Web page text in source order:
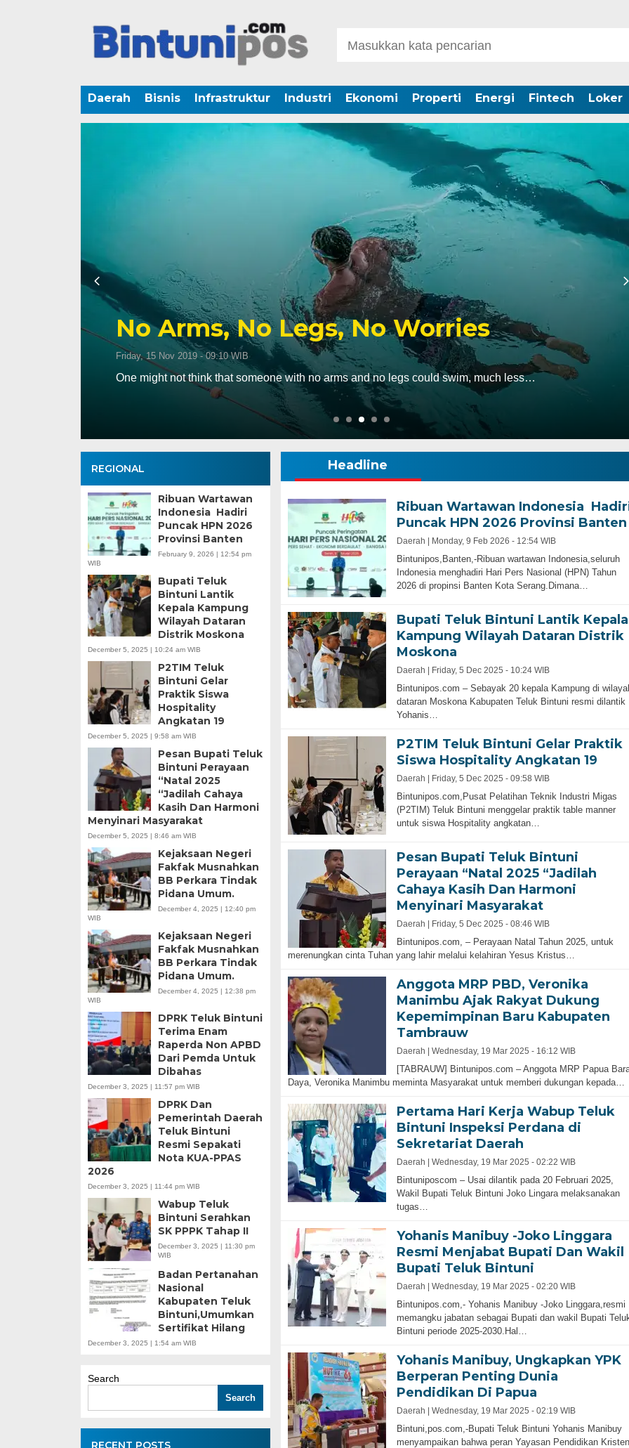
Daerah Bisnis Infrastruktur Industri Ekonomi Properti Energi Fintech Loker
No Arms, No Legs, No Worries
Friday, 15 Nov 2019 - 09:10 WIB
One might not think that someone with no arms and no legs could swim, much less…
REGIONAL
Ribuan Wartawan
Indonesia Hadiri
Puncak HPN 2026
Provinsi Banten
February 9, 2026 | 12:54 pm
WIB
Bupati Teluk
Bintuni Lantik
Kepala Kampung
Wilayah Dataran
Distrik Moskona
December 5, 2025 | 10:24 am WIB
P2TIM Teluk
Bintuni Gelar
Praktik Siswa
Hospitality
Angkatan 19
December 5, 2025 | 9:58 am WIB
Pesan Bupati Teluk
Bintuni Perayaan
“Natal 2025
“Jadilah Cahaya
Kasih Dan Harmoni
Menyinari Masyarakat
December 5, 2025 | 8:46 am WIB
Kejaksaan Negeri
Fakfak Musnahkan
BB Perkara Tindak
Pidana Umum.
December 4, 2025 | 12:40 pm
WIB
Kejaksaan Negeri
Fakfak Musnahkan
BB Perkara Tindak
Pidana Umum.
December 4, 2025 | 12:38 pm
WIB
DPRK Teluk Bintuni
Terima Enam
Raperda Non APBD
Dari Pemda Untuk
Dibahas
December 3, 2025 | 11:57 pm WIB
DPRK Dan
Pemerintah Daerah
Teluk Bintuni
Resmi Sepakati
Nota KUA-PPAS
2026
December 3, 2025 | 11:44 pm WIB
Wabup Teluk
Bintuni Serahkan
SK PPPK Tahap II
December 3, 2025 | 11:30 pm
WIB
Badan Pertanahan
Nasional
Kabupaten Teluk
Bintuni,Umumkan
Sertifikat Hilang
December 3, 2025 | 1:54 am WIB
Search
Search
RECENT POSTS
Headline
Ribuan Wartawan Indonesia
Puncak HPN 2026 Provinsi Banten
Daerah | Monday, 9 Feb 2026 - 12:54 WIB
Bintunipos,Banten,-Ribuan wartawan Indonesia,seluruh
Indonesia menghadiri Hari Pers Nasional (HPN) Tahun
2026 di propinsi Banten Kota Serang.Dimana…
Bupati Teluk Bintuni Lantik Kepala
Kampung Wilayah Dataran Distrik
Moskona
Daerah | Friday, 5 Dec 2025 - 10:24 WIB
Bintunipos.com – Sebayak 20 kepala Kampung di
dataran Moskona Kabupaten Teluk Bintuni resmi dilantik
Yohanis…
P2TIM Teluk Bintuni Gelar Praktik
Siswa Hospitality Angkatan 19
Daerah | Friday, 5 Dec 2025 - 09:58 WIB
Bintunipos.com,Pusat Pelatihan Teknik Industri Migas
(P2TIM) Teluk Bintuni menggelar praktik table manner
untuk siswa Hospitality angkatan…
Pesan Bupati Teluk Bintuni
Perayaan “Natal 2025 “Jadilah
Cahaya Kasih Dan Harmoni
Menyinari Masyarakat
Daerah | Friday, 5 Dec 2025 - 08:46 WIB
Bintunipos.com, – Perayaan Natal Tahun 2025, untuk
merenungkan cinta Tuhan yang lahir melalui kelahiran Yesus Kristus…
Anggota MRP PBD, Veronika
Manimbu Ajak Rakyat Dukung
Kepemimpinan Baru Kabupaten
Tambrauw
Daerah | Wednesday, 19 Mar 2025 - 16:12 WIB
[TABRAUW] Bintunipos.com – Anggota MRP Papua
Daya, Veronika Manimbu meminta Masyarakat untuk memberi dukungan kepada…
Pertama Hari Kerja Wabup Teluk
Bintuni Inspeksi Perdana di
Sekretariat Daerah
Daerah | Wednesday, 19 Mar 2025 - 02:22 WIB
Bintuniposcom – Usai dilantik pada 20 Februari 2025,
Wakil Bupati Teluk Bintuni Joko Lingara melaksanakan
tugas…
Yohanis Manibuy -Joko Linggara
Resmi Menjabat Bupati Dan Wakil
Bupati Teluk Bintuni
Daerah | Wednesday, 19 Mar 2025 - 02:20 WIB
Bintunipos.com,- Yohanis Manibuy -Joko Linggara,resmi
memangku jabatan sebagai Bupati dan wakil Bupati
Bintuni periode 2025-2030.Hal…
Yohanis Manibuy, Ungkapkan YPK
Berperan Penting Dunia
Pendidikan Di Papua
Daerah | Wednesday, 19 Mar 2025 - 02:19 WIB
Bintuni,pos.com,-Bupati Teluk Bintuni Yohanis Manibuy
menyampaikan bahwa peran Yayasan Pendidikan Kristen